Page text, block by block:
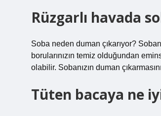
Rüzgarlı havada
Soba neden duman çıkarıyor?
borularınızın temiz olduğundan
olabilir. Sobanızın duman
Tüten bacaya ne